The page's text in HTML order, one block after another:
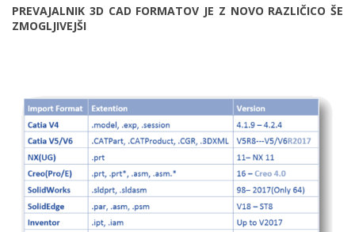
PREVAJALNIK 3D CAD FORMATOV JE Z NOVO RAZLIČICO ŠE
ZMOGLJIVEJŠI